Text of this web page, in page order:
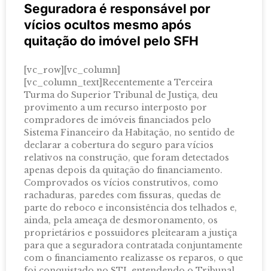
Seguradora é responsável por
vícios ocultos mesmo após
quitação do imóvel pelo SFH
[vc_row][vc_column]
[vc_column_text]Recentemente a Terceira
Turma do Superior Tribunal de Justiça, deu
provimento a um recurso interposto por
compradores de imóveis financiados pelo
Sistema Financeiro da Habitação, no sentido de
declarar a cobertura do seguro para vícios
relativos na construção, que foram detectados
apenas depois da quitação do financiamento.
Comprovados os vícios construtivos, como
rachaduras, paredes com fissuras, quedas de
parte do reboco e inconsistência dos telhados e,
ainda, pela ameaça de desmoronamento, os
proprietários e possuidores pleitearam a justiça
para que a seguradora contratada conjuntamente
com o financiamento realizasse os reparos, o que